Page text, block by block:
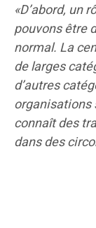
«D’abord, un
pouvons être
normal. La
de larges
d’autres
organisations
connaît des
dans des